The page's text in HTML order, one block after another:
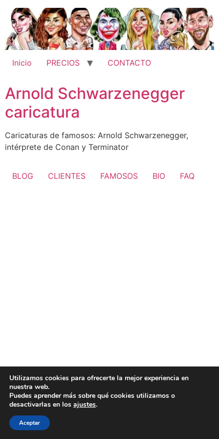
contenido
Inicio PRECIOS CONTACTO
Arnold Schwarzenegger
caricatura
Caricaturas de famosos: Arnold Schwarzenegger,
intérprete de Conan y Terminator
BLOG CLIENTES FAMOSOS BIO FAQ
Utilizamos cookies para ofrecerte la mejor experiencia en
nuestra web.
Puedes aprender más sobre qué cookies utilizamos o
desactivarlas en los ajustes.
Aceptar